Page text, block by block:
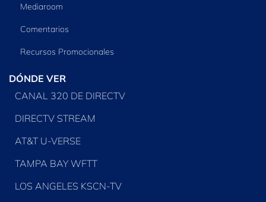
Mediaroom
Comentarios
Recursos Promocionales
DÓNDE VER
CANAL 320 DE DIRECTV
DIRECTV STREAM
AT&T U-VERSE
TAMPA BAY WFTT
LOS ANGELES KSCN-TV